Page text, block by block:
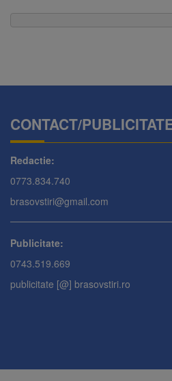
CONTACT/
Redactie:
0773.834.740
brasovstiri@gmail.com
Publicitate:
0743.519.669
publicitate [@] brasovstiri.ro